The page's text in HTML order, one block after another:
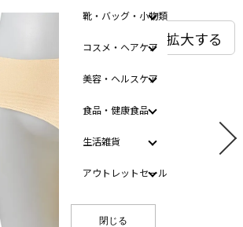
靴・バッグ・小物類
コスメ・ヘアケア
美容・ヘルスケア
食品・健康食品
生活雑貨
アウトレットセール
閉じる
拡大する